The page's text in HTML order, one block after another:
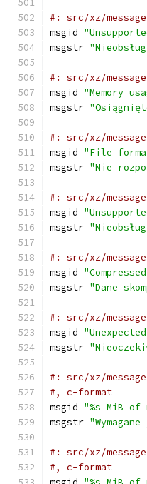
#: src/xz/
msgid
msgstr
#: src/xz/
msgid "Memory
msgstr
#: src/xz/
msgid "File
msgstr "Nie
#: src/xz/
msgid
msgstr
#: src/xz/
msgid
msgstr "Dane
#: src/xz/
msgid
msgstr
#: src/xz/
#, c-format
msgid "%s MiB
msgstr
#: src/xz/
#, c-format